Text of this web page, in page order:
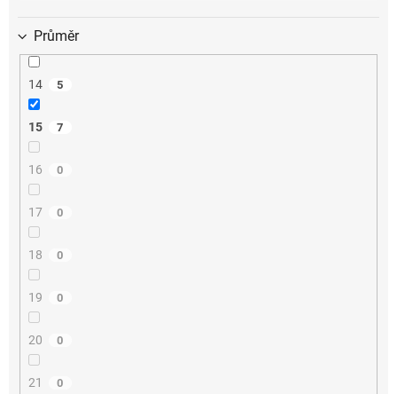
Průměr
14 5
15 7
16 0
17 0
18 0
19 0
20 0
21 0